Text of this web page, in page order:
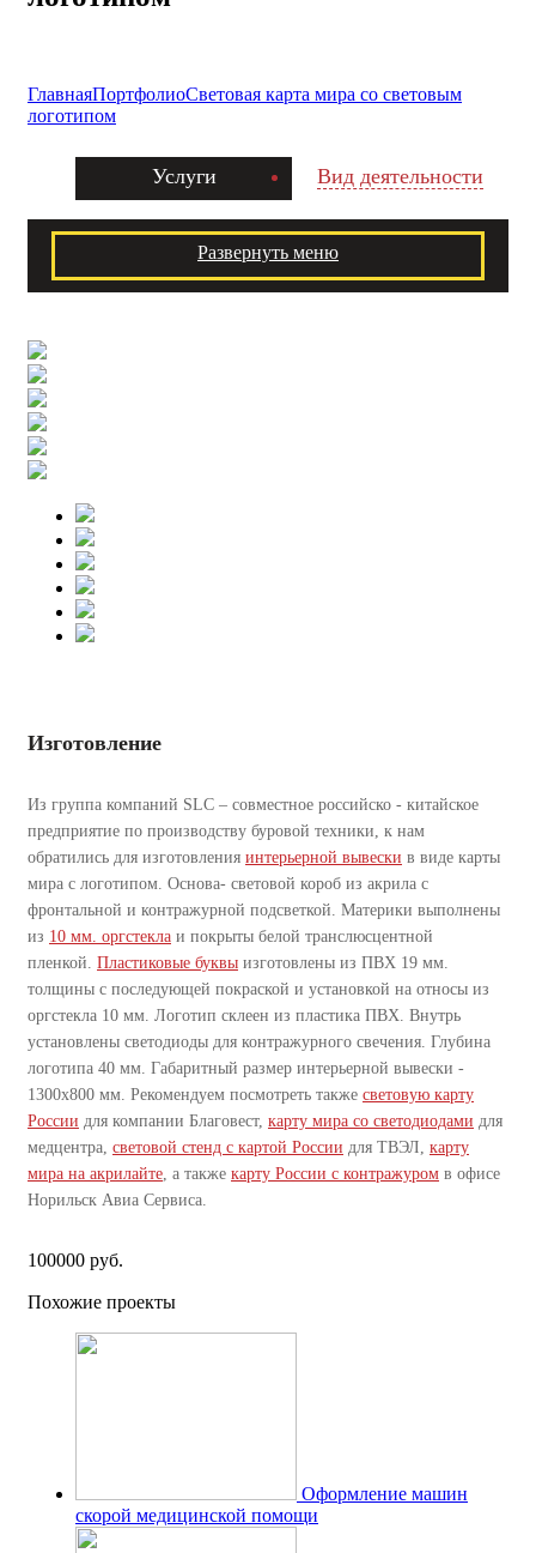
ГлавнаяПортфолиоСветовая карта мира со световым
логотипом
Услуги Вид деятельности
Развернуть меню
Изготовление
Из группа компаний SLC – совместное российско - китайское
предприятие по производству буровой техники, к нам
обратились для изготовления интерьерной вывески в виде карты
мира с логотипом. Основа- световой короб из акрила с
фронтальной и контражурной подсветкой. Материки выполнены
из 10 мм. оргстекла и покрыты белой транслюсцентной
пленкой. Пластиковые буквы изготовлены из ПВХ 19 мм.
толщины с последующей покраской и установкой на относы из
оргстекла 10 мм. Логотип склеен из пластика ПВХ. Внутрь
установлены светодиоды для контражурного свечения. Глубина
логотипа 40 мм. Габаритный размер интерьерной вывески -
1300х800 мм. Рекомендуем посмотреть также световую карту
России для компании Благовест, карту мира со светодиодами для
медцентра, световой стенд с картой России для ТВЭЛ, карту
мира на акрилайте , а также карту России с контражуром в офисе
Норильск Авиа Сервиса.
100000 руб.
Похожие проекты
Оформление машин
скорой медицинской помощи